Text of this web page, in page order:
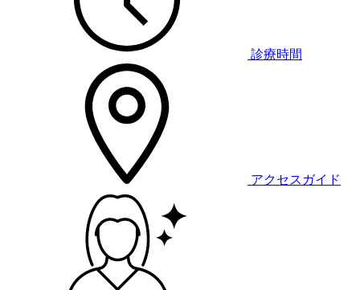
診療時間
アクセスガイド